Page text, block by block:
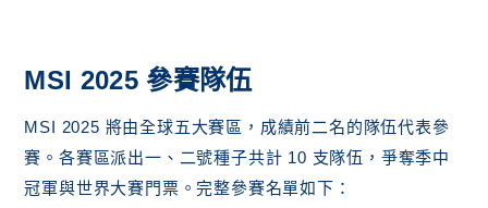
MSI 2025 參賽隊伍
MSI 2025 將由全球五大賽區，成績前二名的隊伍代表參
賽。各賽區派出一、二號種子共計 10 支隊伍，爭奪季中
冠軍與世界大賽門票。完整參賽名單如下：